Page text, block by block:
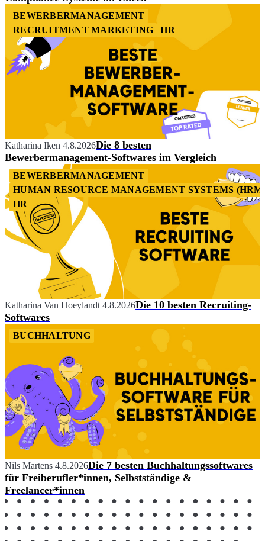
BEWERBERMANAGEMENT
RECRUITMENT MARKETING
HR
Katharina Iken 4.8.2026Die 8 besten
Bewerbermanagement-Softwares im Vergleich
BEWERBERMANAGEMENT
HUMAN RESOURCE MANAGEMENT SYSTEMS
HR
Katharina Van Hoeylandt 4.8.2026Die 10 besten Recruiting-
Softwares
BUCHHALTUNG
Nils Martens 4.8.2026Die 7 besten Buchhaltungssoftwares
für Freiberufler*innen, Selbstständige &
Freelancer*innen